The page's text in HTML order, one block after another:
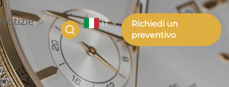
Notizie
IT
Richiedi un
preventivo